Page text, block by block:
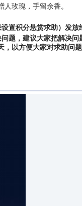
玫瑰，手留余香。
置积分悬赏求助）发放
题，建议大家把解决
，以方便大家对求助